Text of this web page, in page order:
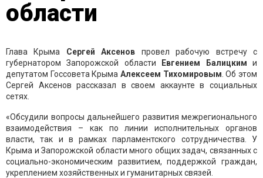
области
Глава Крыма Сергей Аксенов провел рабочую встречу с
губернатором Запорожской области
Евгением Балицким и
депутатом Госсовета Крыма Алексеем Тихомировым . Об этом
Сергей Аксенов рассказал в своем аккаунте в социальных
сетях.
«Обсудили вопросы дальнейшего развития межрегионального
взаимодействия – как по линии исполнительных органов
власти, так и в рамках парламентского сотрудничества. У
Крыма и Запорожской области много общих задач, связанных с
социально-экономическим развитием, поддержкой граждан,
укреплением хозяйственных и гуманитарных связей.